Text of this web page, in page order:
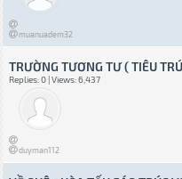
muanuadem32
TRƯỜNG TƯƠNG TƯ ( TIÊU
Replies: 0 | Views: 6,437
duyman112